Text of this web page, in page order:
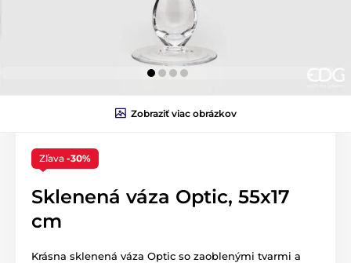
Zobraziť viac obrázkov
Zľava -30%
Sklenená váza Optic, 55x17
cm
Krásna sklenená váza Optic so zaoblenými tvarmi a